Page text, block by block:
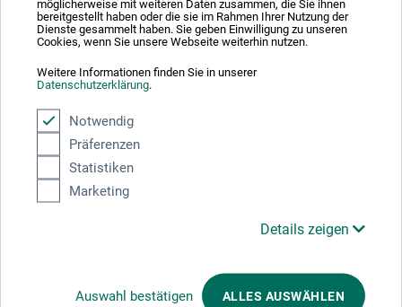
möglicherweise mit weiteren Daten zusammen, die Sie ihnen
bereitgestellt haben oder die sie im Rahmen Ihrer Nutzung der
Dienste gesammelt haben. Sie geben Einwilligung zu unseren
Cookies, wenn Sie unsere Webseite weiterhin nutzen.
Weitere Informationen finden Sie in unserer
Datenschutzerklärung.
Notwendig
Präferenzen
Statistiken
Marketing
Details zeigen
Auswahl bestätigen ALLES AUSWÄHLEN
Betalingsmetoder
Produktkategorier